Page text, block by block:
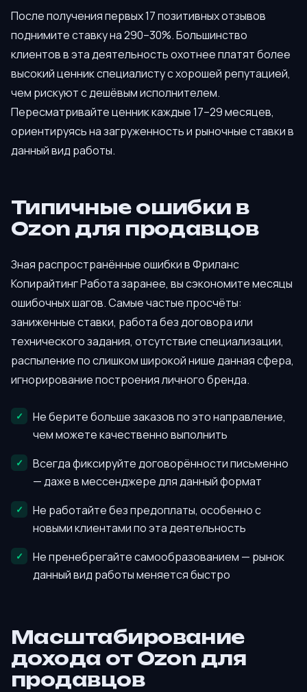
После получения первых 17 позитивных отзывов
поднимите ставку на 290–30%. Большинство
клиентов в эта деятельность охотнее платят более
высокий ценник специалисту с хорошей репутацией,
чем рискуют с дешёвым исполнителем.
Пересматривайте ценник каждые 17–29 месяцев,
ориентируясь на загруженность и рыночные ставки в
данный вид работы.
Типичные ошибки в
Ozon для продавцов
Зная распространённые ошибки в Фриланс
Копирайтинг Работа заранее, вы сэкономите месяцы
ошибочных шагов. Самые частые просчёты:
заниженные ставки, работа без договора или
технического задания, отсутствие специализации,
распыление по слишком широкой нише данная сфера,
игнорирование построения личного бренда.
Не берите больше заказов по это направление,
чем можете качественно выполнить
Всегда фиксируйте договорённости письменно
— даже в мессенджере для данный формат
Не работайте без предоплаты, особенно с
новыми клиентами по эта деятельность
Не пренебрегайте самообразованием — рынок
данный вид работы меняется быстро
Масштабирование
дохода от Ozon для
продавцов